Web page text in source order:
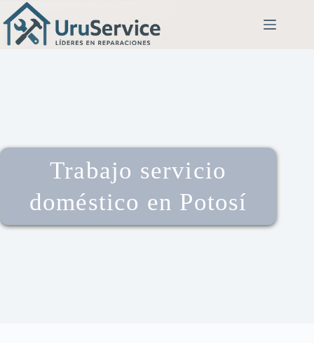
Trabajo servicio
doméstico en Potosí